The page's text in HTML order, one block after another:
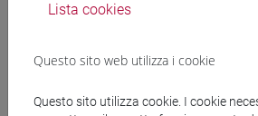
ESERCITAZIONI DI LINGUA
ESERCITAZIONI DI
ESERCITAZIONI DI
Lista cookies
Questo sito web utilizza i cookie
Questo sito utilizza cookie. I cookie